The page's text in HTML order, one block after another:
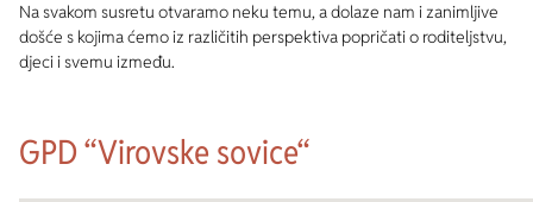
Na svakom susretu otvaramo neku temu, a dolaze nam i zanimljive
došće s kojima ćemo iz različitih perspektiva popričati o roditeljstvu,
djeci i svemu između.
GPD “Virovske sovice“